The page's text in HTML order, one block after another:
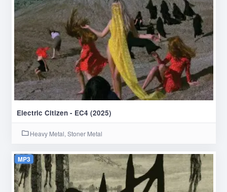
Electric Citizen - EC4 (2025)
Heavy Metal, Stoner Metal
MP3